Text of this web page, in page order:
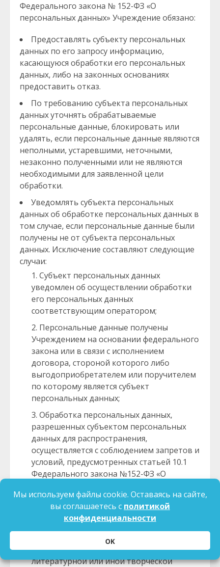
Федерального закона № 152-ФЗ «О
персональных данных» Учреждение обязано:
Предоставлять субъекту персональных
данных по его запросу информацию,
касающуюся обработки его персональных
данных, либо на законных основаниях
предоставить отказ.
По требованию субъекта персональных
данных уточнять обрабатываемые
персональные данные, блокировать или
удалять, если персональные данные являются
неполными, устаревшими, неточными,
незаконно полученными или не являются
необходимыми для заявленной цели
обработки.
Уведомлять субъекта персональных
данных об обработке персональных данных в
том случае, если персональные данные были
получены не от субъекта персональных
данных. Исключение составляют следующие
случаи:
Субъект персональных данных
уведомлен об осуществлении обработки
его персональных данных
соответствующим оператором;
Персональные данные получены
Учреждением на основании федерального
закона или в связи с исполнением
договора, стороной которого либо
выгодоприобретателем или поручителем
по которому является субъект
персональных данных;
Обработка персональных данных,
разрешенных субъектом персональных
данных для распространения,
осуществляется с соблюдением запретов и
условий, предусмотренных статьей 10.1
Федерального закона №152-ФЗ «О
Учреждение осуществляет обработку
персональных данных для статистических
или иных исследовательских целей, для
осуществления профессиональной
деятельности журналиста либо научной,
литературной или иной творческой
Мы используем файлы cookie. Оставаясь на сайте,
вы соглашаетесь с политикой
конфиденциальности
OK